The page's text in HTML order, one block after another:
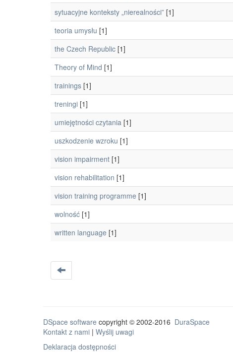
sytuacyjne konteksty „nierealności” [1]
teoria umysłu [1]
the Czech Republic [1]
Theory of Mind [1]
trainings [1]
treningi [1]
umiejętności czytania [1]
uszkodzenie wzroku [1]
vision impairment [1]
vision rehabilitation [1]
vision training programme [1]
wolność [1]
written language [1]
DSpace software copyright © 2002-2016 DuraSpace
Kontakt z nami | Wyślij uwagi
Deklaracja dostępności